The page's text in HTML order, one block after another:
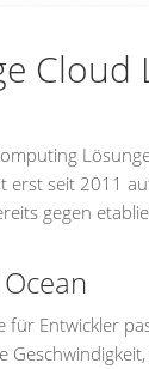
Cloud
erst seit 2011
gegen
für Entwickler